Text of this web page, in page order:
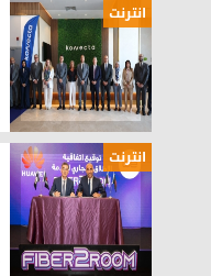
انترنت
انترنت